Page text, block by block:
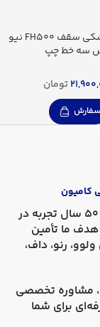
لاستیک موشکی سقف FH500 نیو
سه خط چپ
تومان
سفارش
کامیون
، به عنوان فروشگاهی با بیش از 50 سال تجربه در
ما تأمین
ولوو، رنو، داف،
مشاوره تخصصی
برای شما